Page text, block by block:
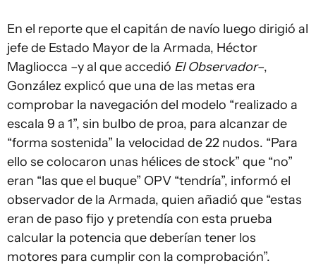
En el reporte que el capitán de navío luego dirigió al
jefe de Estado Mayor de la Armada, Héctor
Magliocca –y al que accedió El Observador–,
González explicó que una de las metas era
comprobar la navegación del modelo “realizado a
escala 9 a 1”, sin bulbo de proa, para alcanzar de
“forma sostenida” la velocidad de 22 nudos. “Para
ello se colocaron unas hélices de stock” que “no”
eran “las que el buque” OPV “tendría”, informó el
observador de la Armada, quien añadió que “estas
eran de paso fijo y pretendía con esta prueba
calcular la potencia que deberían tener los
motores para cumplir con la comprobación”.